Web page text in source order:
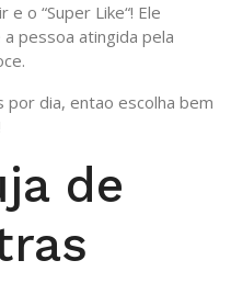
o “Super Like“! Ele
pessoa atingida pela
dia, entao escolha bem
de